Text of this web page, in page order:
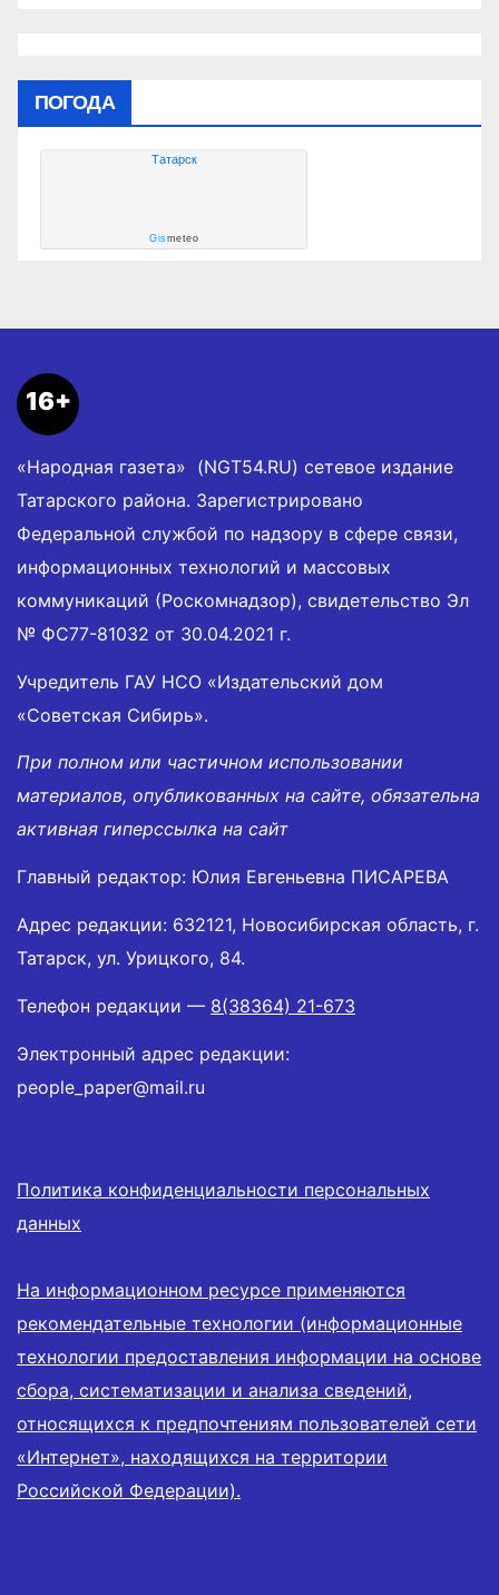
ПОГОДА
Татарск
Gismeteo
16+
«Народная газета» (NGT54.RU) сетевое издание
Татарского района. Зарегистрировано
Федеральной службой по надзору в сфере связи,
информационных технологий и массовых
коммуникаций (Роскомнадзор), свидетельство Эл
№ ФС77-81032 от 30.04.2021 г.
Учредитель ГАУ НСО «Издательский дом
«Советская Сибирь».
При полном или частичном использовании
материалов, опубликованных на сайте, обязательна
активная гиперссылка на сайт
Главный редактор: Юлия Евгеньевна ПИСАРЕВА
Адрес редакции: 632121, Новосибирская область, г.
Татарск, ул. Урицкого, 84.
Телефон редакции — 8(38364) 21-673
Электронный адрес редакции:
people_paper@mail.ru
Политика конфиденциальности персональных
данных
На информационном ресурсе применяются
рекомендательные технологии (информационные
технологии предоставления информации на основе
сбора, систематизации и анализа сведений,
относящихся к предпочтениям пользователей сети
«Интернет», находящихся на территории
Российской Федерации).